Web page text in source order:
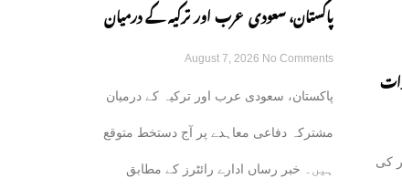
جائے
کی
پاکستان، سعودی عرب اور ترکیہ کے درمیان
مشترکہ دفاعی معاہدہ آج متوقع
August 7, 2026 No Comments
پاکستان، سعودی عرب اور ترکیہ کے درمیان
مشترکہ دفاعی معاہدے پر آج دستخط متوقع
ہیں۔ خبر رساں ادارے رائٹرز کے مطابق